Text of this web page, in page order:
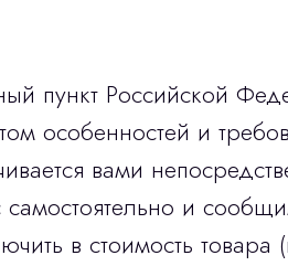
пункт Российской
особенностей и
вами
и
в стоимость товара